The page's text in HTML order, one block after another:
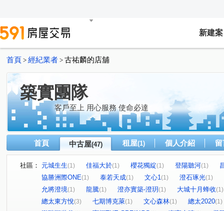
新建案
首頁 > 經紀業者 > 古祐麟的店舖
築實團隊
客戶至上 用心服務 使命必達
首頁 中古屋(47) 租屋(1) 個人介紹
社區： 元城生生(1) 佳福大於(1) 櫻花獨綻(1) 登陽聽河(1)
協勝洲際ONE(1) 泰若天成(1) 文心1(1) 澄石琢光(1)
允將澄境(1) 龍騰(1) 澄亦實築-澄玥(1) 大城十月蜂收(1)
總太東方悅(3) 七期博克萊(1) 文心森林(1) 總太2020(1)